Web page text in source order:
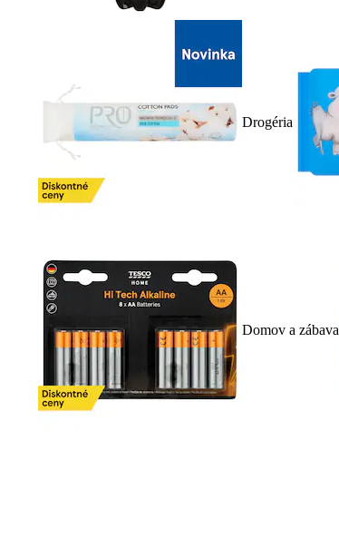
Drogéria
Domov a zábava